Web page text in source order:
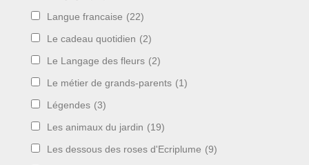
Langue francaise (22)
Le cadeau quotidien (2)
Le Langage des fleurs (2)
Le métier de grands-parents (1)
Légendes (3)
Les animaux du jardin (19)
Les dessous des roses d'Ecriplume (9)